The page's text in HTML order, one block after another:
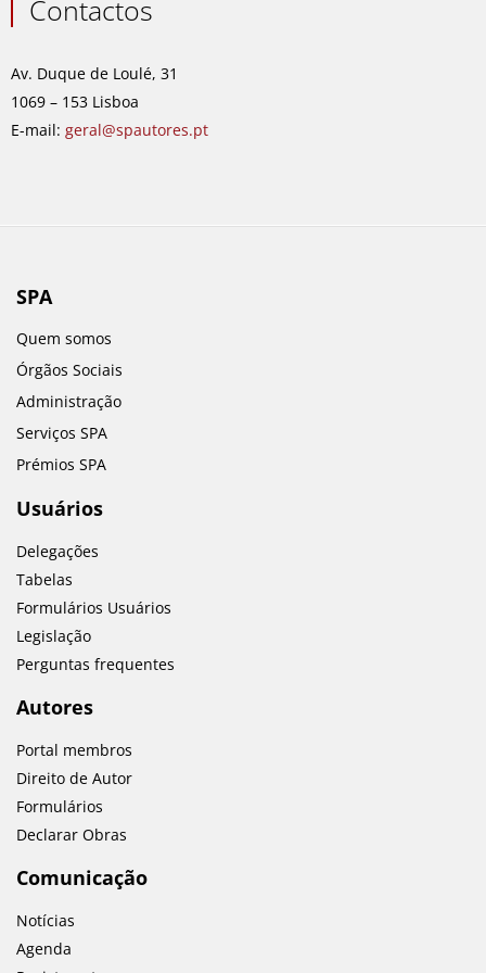
b
o
k
a
r
a
m
e
i
n
Contactos
Av. Duque de Loulé, 31
1069 – 153 Lisboa
E-mail: geral@spautores.pt
SPA
Quem somos
Órgãos Sociais
Administração
Serviços SPA
Prémios SPA
Usuários
Delegações
Tabelas
Formulários Usuários
Legislação
Perguntas frequentes
Autores
Portal membros
Direito de Autor
Formulários
Declarar Obras
Comunicação
Notícias
Agenda